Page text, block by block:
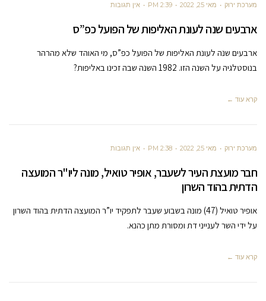
מערכת ירוק מאי 25, 2022 2:39 PM אין תגובות
ארבעים שנה לעונת האליפות של הפועל כפ”ס
ארבעים שנה לעונת האליפות של הפועל כפ”ס, מי האוהד שלא מהרהר
בנוסטלגיה על השנה הזו. 1982 השנה שבה זכינו באליפות?
קרא עוד ←
מערכת ירוק מאי 25, 2022 2:38 PM אין תגובות
חבר מועצת העיר לשעבר, אופיר טואיל, מונה ליו"ר המועצה
הדתית בהוד השרון
אופיר טואיל (47) מונה בשבוע שעבר לתפקיד יו”ר המועצה הדתית בהוד השרון
על ידי השר לענייני דת ומסורת מתן כהנא.
קרא עוד ←